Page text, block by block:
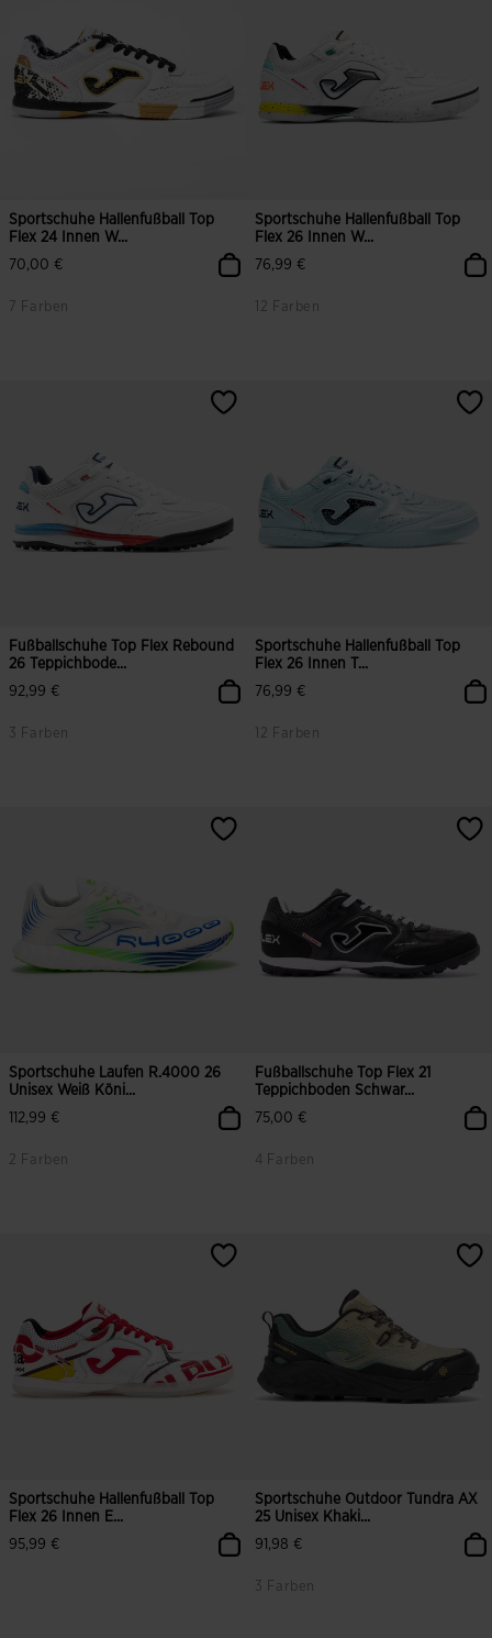
Sportschuhe Hallenfußball Top
Flex 24 Innen W...
70,00 €
7 Farben
Sportschuhe Hallenfußball Top
Flex 26 Innen W...
76,99 €
12 Farben
Fußballschuhe Top Flex Rebound
26 Teppichbode...
92,99 €
3 Farben
3,5 von 5 Kundenbewertungen
Sportschuhe Hallenfußball Top
Flex 26 Innen T...
76,99 €
12 Farben
Sportschuhe Laufen R.4000 26
Unisex Weiß Köni...
112,99 €
2 Farben
3,8 von 5 Kundenbewertungen
Fußballschuhe Top Flex 21
Teppichboden Schwar...
75,00 €
4 Farben
3,9 von 5 Kundenbewertungen
Sportschuhe Hallenfußball Top
Flex 26 Innen E...
95,99 €
Sportschuhe Outdoor Tundra AX
25 Unisex Khaki...
91,98 €
3 Farben